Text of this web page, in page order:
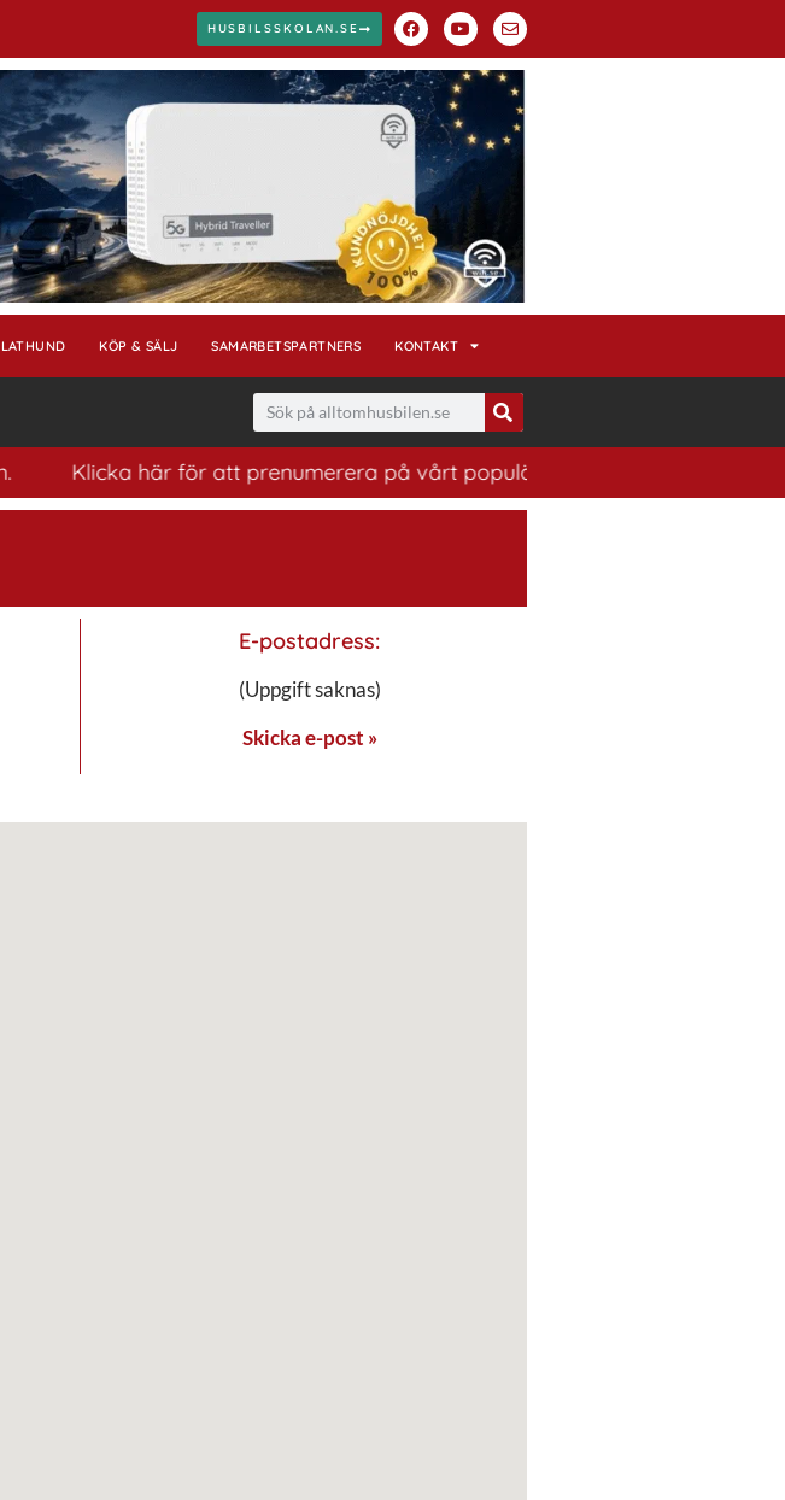
HUSBILSSKOLAN.SE
LATHUND KÖP & SÄLJ SAMARBETSPARTNERS KONTAKT
Klicka här för att prenumerera på vårt populära nyhetsbrev. Ett bra sätt
E-postadress:
(Uppgift saknas)
Skicka e-post »